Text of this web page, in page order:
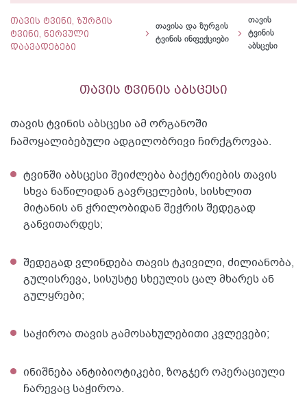
თავის ტვინი, ზურგის
ტვინი, ნერვული
დაავადებები
თავისა და ზურგის
ტვინის ინფექციები
თავის
ტვინის
აბსცესი
თავის ტვინის აბსცესი
თავის ტვინის აბსცესი ამ ორგანოში
ჩამოყალიბებული ადგილობრივი ჩირქგროვაა.
ტვინში აბსცესი შეიძლება ბაქტერიების თავის
სხვა ნაწილიდან გავრცელების, სისხლით
მიტანის ან ჭრილობიდან შეჭრის შედეგად
განვითარდეს;
შედეგად ვლინდება თავის ტკივილი, ძილიანობა,
გულისრევა, სისუსტე სხეულის ცალ მხარეს ან
გულყრები;
საჭიროა თავის გამოსახულებითი კვლევები;
ინიშნება ანტიბიოტიკები, ზოგჯერ ოპერაციული
ჩარევაც საჭიროა.